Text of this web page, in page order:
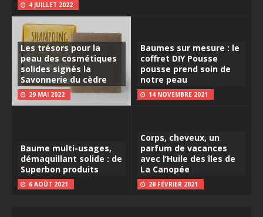
4 JUILLET 2022
Les trésors pour la
peau des cosmétiques
solides signés la
Savonnerie du cèdre
29 MAI 2022
Baumes sur mesure : le
coffret DIY Pousse
pousse prend soin de
notre peau
14 NOVEMBRE 2021
Baume multi-usages,
démaquillant solide : de
Superbon produits
6 AOÛT 2021
Corps, cheveux, un
parfum de vacances
avec l’Huile des îles de
La Canopée
28 FÉVRIER 2021